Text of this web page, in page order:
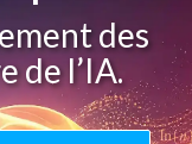
des
de l’IA.